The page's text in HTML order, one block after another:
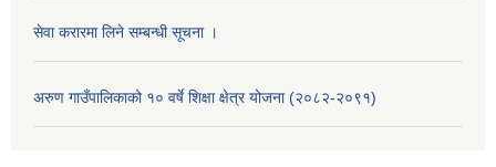
सेवा करारमा लिने सम्बन्धी सूचना ।
अरुण गाउँपालिकाको १० वर्षे शिक्षा क्षेत्र योजना (२०८२-२०९१)